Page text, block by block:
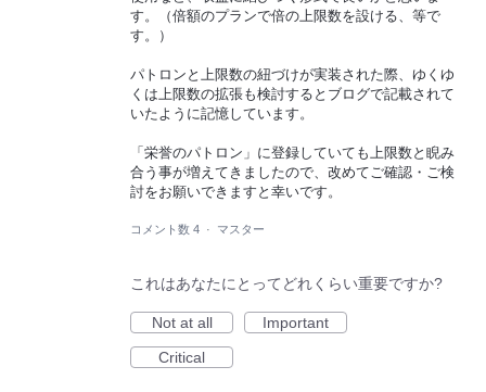
す。（倍額のプランで倍の上限数を設ける、等で
す。）
パトロンと上限数の紐づけが実装された際、ゆくゆ
くは上限数の拡張も検討するとブログで記載されて
いたように記憶しています。
「栄誉のパトロン」に登録していても上限数と睨み
合う事が増えてきましたので、改めてご確認・ご検
討をお願いできますと幸いです。
コメント数 4 · マスター
これはあなたにとってどれくらい重要ですか?
Not at all
Important
Critical